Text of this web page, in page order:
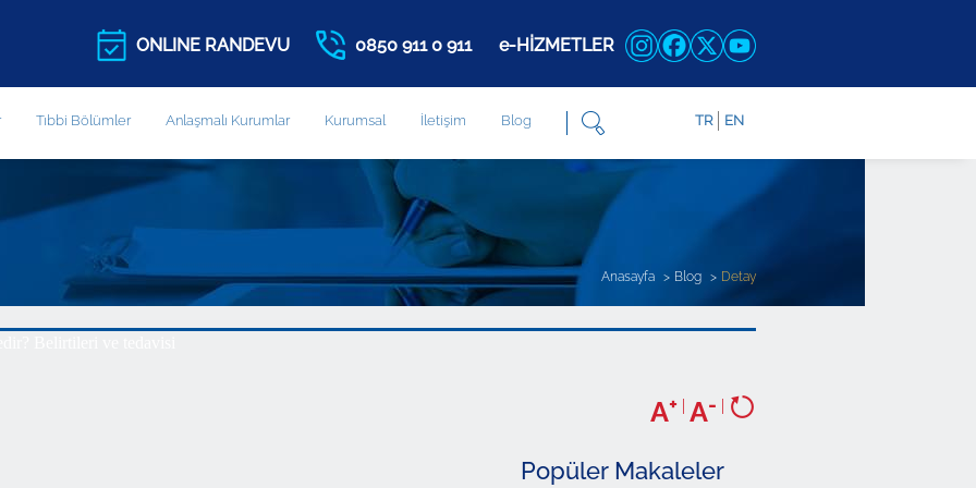
ONLINE RANDEVU 0850 911 0 911 e-HİZMETLER
Tıbbi Bölümler Anlaşmalı Kurumlar Kurumsal İletişim Blog TR EN
Anasayfa Blog Detay
A+ | A- |
Popüler Makaleler